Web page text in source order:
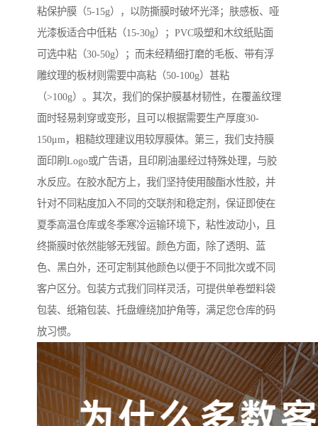
粘保护膜（5-15g），以防撕膜时破坏光泽；肤感板、哑
光漆板适合中低粘（15-30g）；PVC吸塑和木纹纸贴面
可选中粘（30-50g）；而未经精细打磨的毛板、带有浮
雕纹理的板材则需要中高粘（50-100g）甚粘
（>100g）。其次，我们的保护膜基材韧性，在覆盖纹理
面时轻易刺穿或变形，且可以根据需要生产厚度30-
150μm，粗糙纹理建议用较厚膜体。第三，我们支持膜
面印刷Logo或广告语，且印刷油墨经过特殊处理，与胶
水反应。在胶水配方上，我们坚持使用酸酯水性胶，并
针对不同粘度加入不同的交联剂和稳定剂，保证即使在
夏季高温仓库或冬季寒冷运输环境下，粘性波动小，且
终撕膜时依然能够无残留。颜色方面，除了透明、蓝
色、黑白外，还可定制其他颜色以便于不同批次或不同
客户区分。包装方式我们同样灵活，可提供单卷塑料袋
包装、纸箱包装、托盘缠绕加护角等，满足您仓库的码
放习惯。